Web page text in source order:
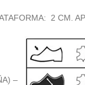
2 CM.
–